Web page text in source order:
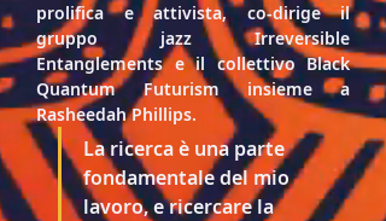
prolifica e attivista, co-dirige il
gruppo jazz Irreversible
Entanglements e il collettivo Black
Quantum Futurism insieme a
Rasheedah Phillips.
La ricerca è una parte
fondamentale del mio
lavoro, e ricercare la